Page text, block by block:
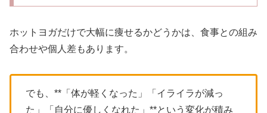
ホットヨガだけで大幅に痩せるかどうかは、食事との組み
合わせや個人差もあります。
でも、**「体が軽くなった」「イライラが減っ
た」「自分に優しくなれた」**という変化が積み